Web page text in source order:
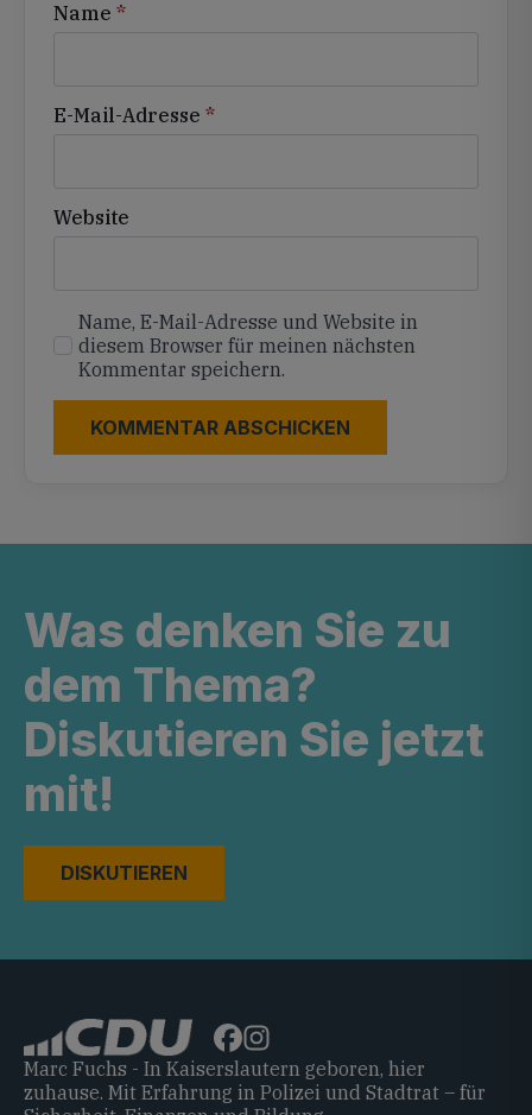
Name *
E-Mail-Adresse *
Website
Name, E-Mail-Adresse und Website in
diesem Browser für meinen nächsten
Kommentar speichern.
Was denken Sie zu
dem Thema?
Diskutieren Sie jetzt
mit!
DISKUTIEREN
Marc Fuchs - In Kaiserslautern geboren, hier
zuhause. Mit Erfahrung in Polizei und Stadtrat – für